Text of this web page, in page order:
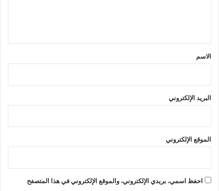
*
الاسم
البريد الإلكتروني
الموقع الإلكتروني
احفظ اسمي، بريدي الإلكتروني، والموقع الإلكتروني في هذا المتصفح